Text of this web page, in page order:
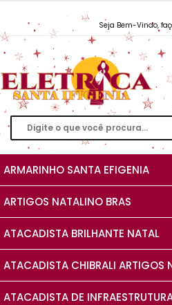
Seja Bem-Vindo,
ARMARINHO SANTA EFIGENIA
ARTIGOS NATALINO BRAS
ATACADISTA BRILHANTE NATAL
ATACADISTA CHIBRALI ARTIGOS
ATACADISTA DE